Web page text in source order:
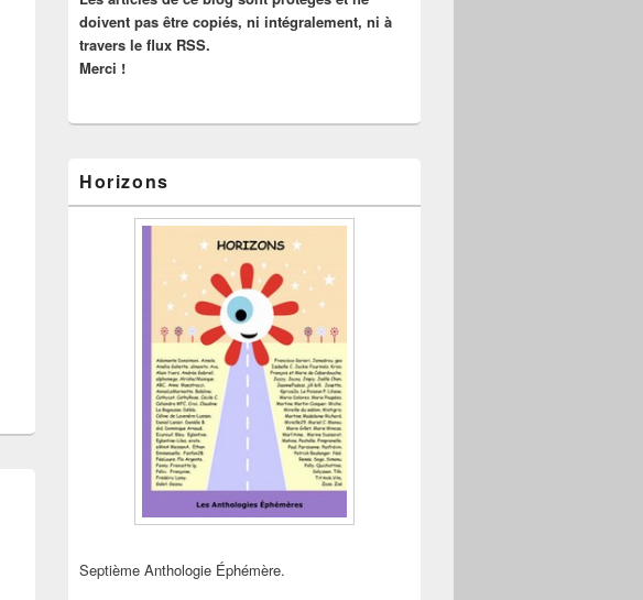
doivent pas être copiés, ni intégralement, ni à
travers le flux RSS.
Merci !
Horizons
Septième Anthologie Éphémère.